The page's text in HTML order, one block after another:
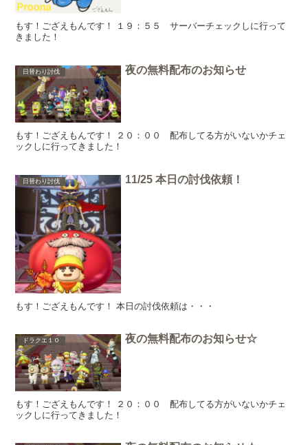
もす！ござえもんです！ １９：５５ サーバーチェックしに行って
きました！
日替わり討伐 夜の無料配布のお知らせ
もす！ござえもんです！ ２０：００ 配布してる方がいないかチェ
ックしに行ってきました！
日替わり討伐 11/25 本日の討伐依頼！
もす！ござえもんです！ 本日の討伐依頼は・・・
ドラクエ１０ 夜の無料配布のお知らせ☆
もす！ござえもんです！ ２０：００ 配布してる方がいないかチェ
ックしに行ってきました！